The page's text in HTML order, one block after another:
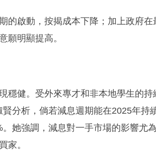
的啟動，按揭成本下降；加上政府
願明顯提高。
穩健。受外來專才和非本地學生的持
分析，倘若減息週期能在2025年持
她強調，減息對一手市場的影響尤
家。